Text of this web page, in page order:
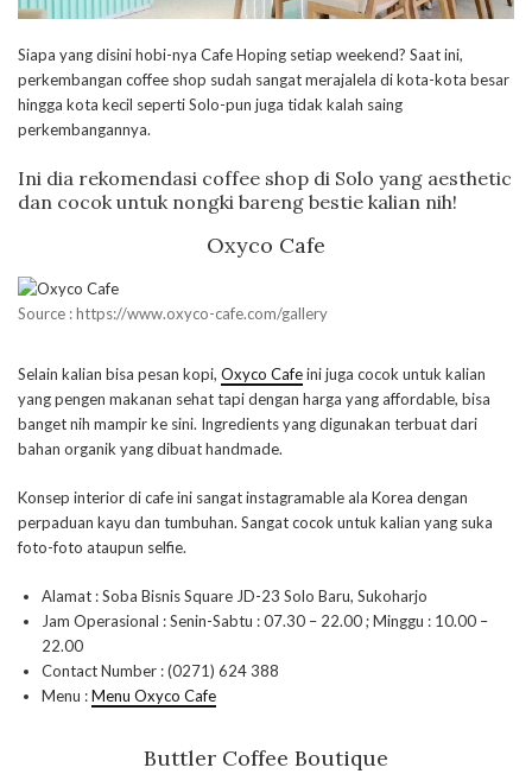
Siapa yang disini hobi-nya Cafe Hoping setiap weekend? Saat ini,
perkembangan coffee shop sudah sangat merajalela di kota-kota besar
hingga kota kecil seperti Solo-pun juga tidak kalah saing
perkembangannya.
Ini dia rekomendasi coffee shop di Solo yang aesthetic
dan cocok untuk nongki bareng bestie kalian nih!
Oxyco Cafe
Source : https://www.oxyco-cafe.com/gallery
Selain kalian bisa pesan kopi, Oxyco Cafeini juga cocok untuk kalian
yang pengen makanan sehat tapi dengan harga yang affordable, bisa
banget nih mampir ke sini. Ingredients yang digunakan terbuat dari
bahan organik yang dibuat handmade.
Konsep interior di cafe ini sangat instagramable ala Korea dengan
perpaduan kayu dan tumbuhan. Sangat cocok untuk kalian yang suka
foto-foto ataupun selfie.
Alamat : Soba Bisnis Square JD-23 Solo Baru, Sukoharjo
Jam Operasional : Senin-Sabtu : 07.30 – 22.00 ; Minggu : 10.00 –
22.00
Contact Number : (0271) 624 388
Menu :Menu Oxyco Cafe
Buttler Coffee Boutique